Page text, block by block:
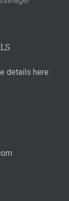
details here